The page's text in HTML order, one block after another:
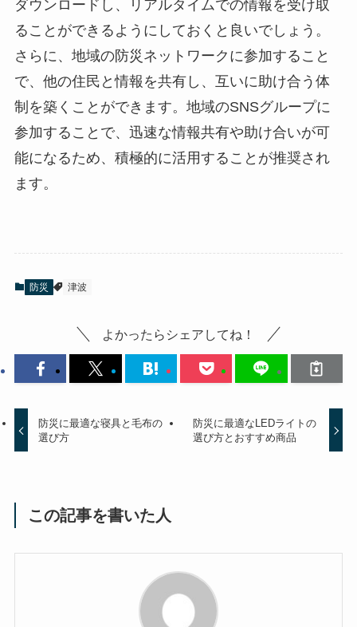
ダウンロードし、リアルタイムでの情報を受け取
ることができるようにしておくと良いでしょう。
さらに、地域の防災ネットワークに参加すること
で、他の住民と情報を共有し、互いに助け合う体
制を築くことができます。地域のSNSグループに
参加することで、迅速な情報共有や助け合いが可
能になるため、積極的に活用することが推奨され
ます。
防災 津波
よかったらシェアしてね！
防災に最適な寝具と毛布の
選び方
防災に最適なLEDライトの
選び方とおすすめ商品
この記事を書いた人